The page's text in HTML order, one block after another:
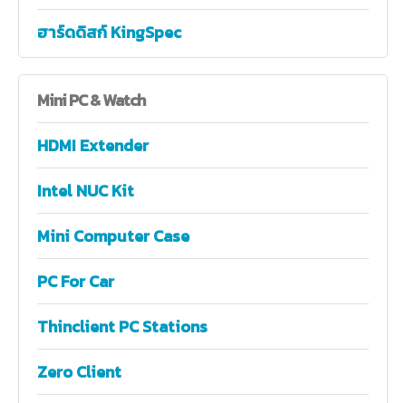
ฮาร์ดดิสก์ KingSpec
MiniPC & Watch
HDMI Extender
Intel NUC Kit
Mini Computer Case
PC For Car
Thinclient PC Stations
Zero Client